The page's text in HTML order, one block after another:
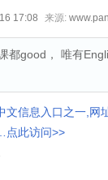
17:08 来源:
都good， 唯有
文信息入口之一,
此访问>>